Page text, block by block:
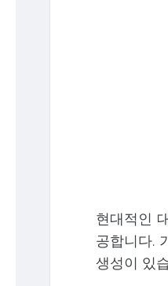
현대적인
공합니다.
생성이 있